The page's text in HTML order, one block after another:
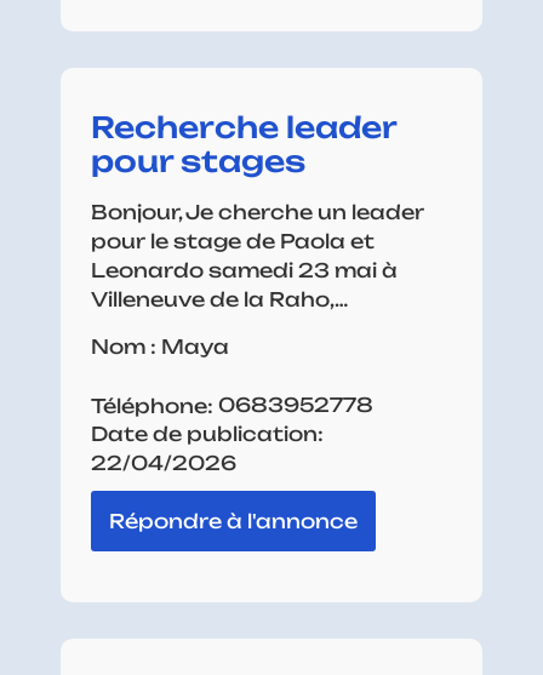
Recherche leader
pour stages
Bonjour, Je cherche un leader
pour le stage de Paola et
Leonardo samedi 23 mai à
Villeneuve de la Raho,…
Nom : Maya
Téléphone: 0683952778
Date de publication:
22/04/2026
Répondre à l'annonce